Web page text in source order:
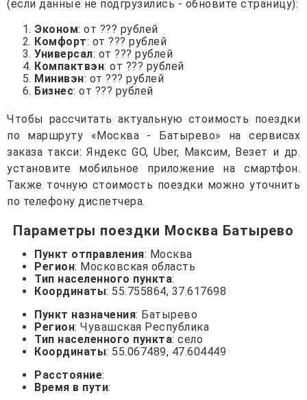
(если данные не подгрузились - обновите страницу):
Эконом: от ??? рублей
Комфорт: от ??? рублей
Универсал: от ??? рублей
Компактвэн: от ??? рублей
Минивэн: от ??? рублей
Бизнес: от ??? рублей
Чтобы рассчитать актуальную стоимость поездки
по маршруту «Москва - Батырево» на сервисах
заказа такси: Яндекс GO, Uber, Максим, Везет и др.
установите мобильное приложение на смартфон.
Также точную стоимость поездки можно уточнить
по телефону диспетчера.
Параметры поездки Москва Батырево
Пункт отправления: Москва
Регион: Московская область
Тип населенного пункта:
Координаты: 55.755864, 37.617698
Пункт назначения: Батырево
Регион: Чувашская Республика
Тип населенного пункта: село
Координаты: 55.067489, 47.604449
Расстояние:
Время в пути: